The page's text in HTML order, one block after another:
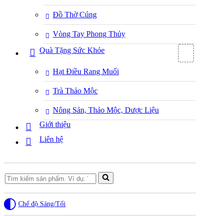
Đồ Thờ Cúng
Vòng Tay Phong Thủy
Quà Tặng Sức Khỏe
Hạt Điều Rang Muối
Trà Thảo Mộc
Nông Sản, Thảo Mộc, Dược Liệu
Giới thiệu
Liên hệ
Search
for...
Chế độ Sáng/Tối